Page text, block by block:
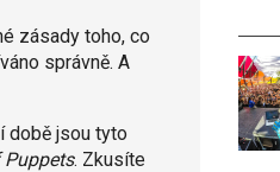
zásady toho, co
správně. A
době jsou tyto
. Zkusíte